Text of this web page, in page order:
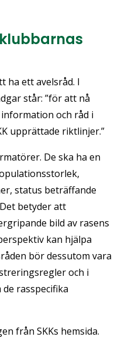
ha ett avelsråd. I
står: ”för att nå
och råd i
upprättade riktlinjer.”
De ska ha en
status beträffande
betyder att
bild av rasens
kan hjälpa
bör dessutom vara
och i
rasspecifika
från SKKs hemsida.